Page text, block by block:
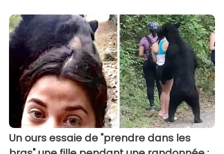
Un ours essaie de "prendre dans les